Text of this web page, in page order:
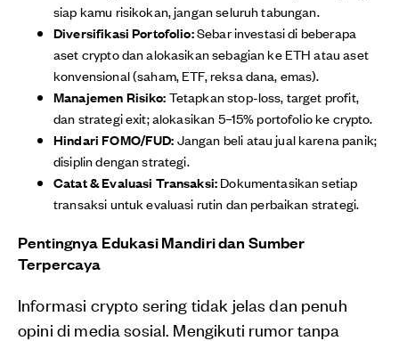
siap kamu risikokan, jangan seluruh tabungan.
Diversifikasi Portofolio:Sebar investasi di beberapa
aset crypto dan alokasikan sebagian ke ETH atau aset
konvensional (saham, ETF, reksa dana, emas).
Manajemen Risiko:Tetapkan stop-loss, target profit,
dan strategi exit; alokasikan 5–15% portofolio ke crypto.
Hindari FOMO/FUD:Jangan beli atau jual karena panik;
disiplin dengan strategi.
Catat & Evaluasi Transaksi:Dokumentasikan setiap
transaksi untuk evaluasi rutin dan perbaikan strategi.
Pentingnya Edukasi Mandiri dan Sumber
Terpercaya
Informasi crypto sering tidak jelas dan penuh
opini di media sosial. Mengikuti rumor tanpa